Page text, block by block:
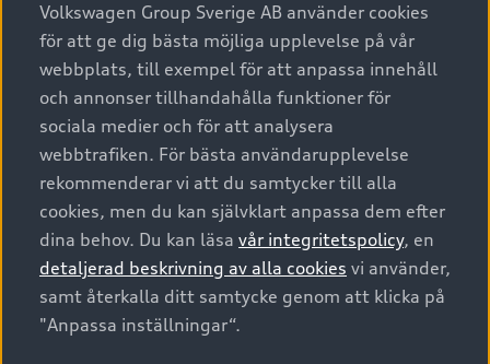
A6 modellerna
SUV
Avant
Audi Sport
Privatleasing
Nya bilar i lager
Begagnade bilar i lager
Audi approved :plus - så gott som nya
Finansiering
Audi exclusive
Provkörning
Service & tillbehör
Audi digital services
Originaltillbehör - köp online
Garantier
Försäkring
Digitala manualer för din Audi
Audi Collection – livsstilsartiklar
Vanliga frågor
Tjänstebil
Tjänstebil
Business lease online
Företagsleasing
Om Audi Sverige
Kontakta oss
Audi Återförsäljare/-serviceverkstad
myAudi
Pressmeddelanden
© 2026 AUDI SVERIGE. All Rights Reserved.
Utgivare Juridiskt
Juridiskt Audi AG
Juridiskt Audi Digital Giveaway
Volkswagen Group Sverige AB använder cookies
för att ge dig bästa möjliga upplevelse på vår
webbplats, till exempel för att anpassa innehåll
och annonser tillhandahålla funktioner för
sociala medier och för att analysera
webbtrafiken. För bästa användarupplevelse
rekommenderar vi att du samtycker till alla
cookies, men du kan självklart anpassa dem efter
dina behov. Du kan läsa vår integritetspolicy, en
detaljerad beskrivning av alla cookies vi använder,
samt återkalla ditt samtycke genom att klicka på
"Anpassa inställningar“.